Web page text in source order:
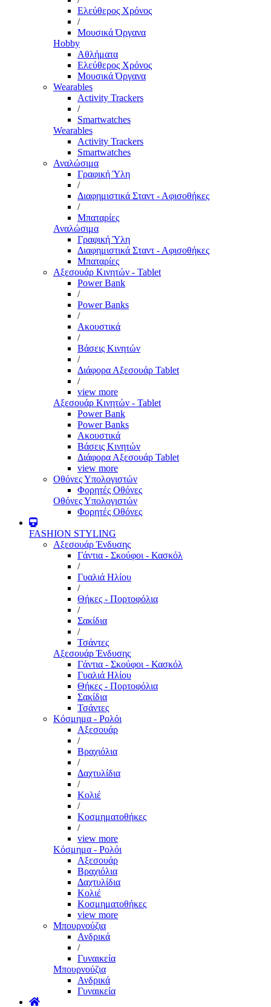
Ελεύθερος Χρόνος
/
Μουσικά Όργανα
Hobby
Αθλήματα
Ελεύθερος Χρόνος
Μουσικά Όργανα
Wearables
Activity Trackers
/
Smartwatches
Wearables
Activity Trackers
Smartwatches
Αναλώσιμα
Γραφική Ύλη
/
Διαφημιστικά Σταντ - Αφισοθήκες
/
Μπαταρίες
Αναλώσιμα
Γραφική Ύλη
Διαφημιστικά Σταντ - Αφισοθήκες
Μπαταρίες
Αξεσουάρ Κινητών - Tablet
Power Bank
/
Power Banks
/
Ακουστικά
/
Βάσεις Κινητών
/
Διάφορα Αξεσουάρ Tablet
/
view more
Αξεσουάρ Κινητών - Tablet
Power Bank
Power Banks
Ακουστικά
Βάσεις Κινητών
Διάφορα Αξεσουάρ Tablet
view more
Οθόνες Υπολογιστών
Φορητές Οθόνες
Οθόνες Υπολογιστών
Φορητές Οθόνες
FASHION STYLING
Αξεσουάρ Ένδυσης
Γάντια - Σκούφοι - Κασκόλ
/
Γυαλιά Ηλίου
/
Θήκες - Πορτοφόλια
/
Σακίδια
/
Τσάντες
Αξεσουάρ Ένδυσης
Γάντια - Σκούφοι - Κασκόλ
Γυαλιά Ηλίου
Θήκες - Πορτοφόλια
Σακίδια
Τσάντες
Κόσμημα - Ρολόι
Αξεσουάρ
/
Βραχιόλια
/
Δαχτυλίδια
/
Κολιέ
/
Κοσμηματοθήκες
/
view more
Κόσμημα - Ρολόι
Αξεσουάρ
Βραχιόλια
Δαχτυλίδια
Κολιέ
Κοσμηματοθήκες
view more
Μπουρνούζια
Ανδρικά
/
Γυναικεία
Μπουρνούζια
Ανδρικά
Γυναικεία